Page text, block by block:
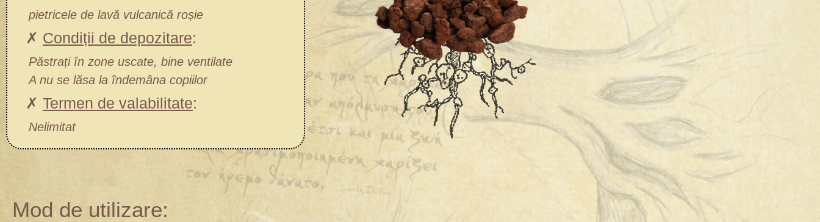
pietricele de lavă vulcanică roșie
✗ Condiții de depozitare:
Păstrați în zone uscate, bine ventilate
A nu se lăsa la îndemâna copiilor
✗ Termen de valabilitate:
Nelimitat
Mod de utilizare: